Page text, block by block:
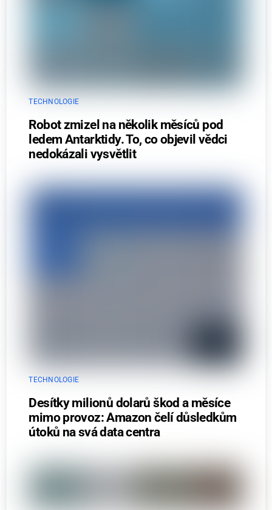
TECHNOLOGIE
Robot zmizel na několik měsíců pod
ledem Antarktidy. To, co objevil vědci
nedokázali vysvětlit
TECHNOLOGIE
Desítky milionů dolarů škod a měsíce
mimo provoz: Amazon čelí důsledkům
útoků na svá data centra